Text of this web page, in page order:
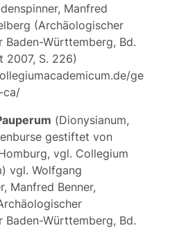
Manfred
(Archäologischer
Baden-Württemberg, Bd.
2007, S. 226)
ge
ca/
(Dionysianum,
gestiftet von
vgl. Collegium
) vgl. Wolfgang
Manfred Benner,
Baden-Württemberg, Bd.